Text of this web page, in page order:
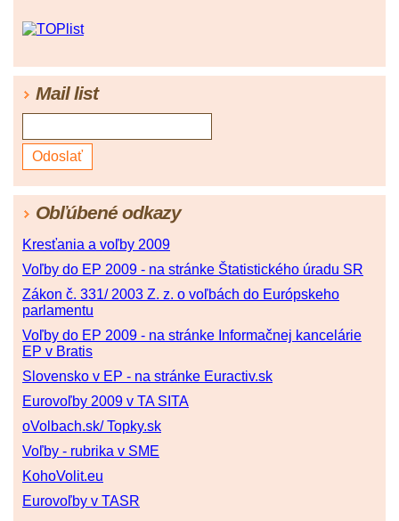
Mail list
Obľúbené odkazy
Kresťania a voľby 2009
Voľby do EP 2009 - na stránke Štatistického úradu SR
Zákon č. 331/ 2003 Z. z. o voľbách do Európskeho
parlamentu
Voľby do EP 2009 - na stránke Informačnej kancelárie
EP v Bratis
Slovensko v EP - na stránke Euractiv.sk
Eurovoľby 2009 v TA SITA
oVolbach.sk/ Topky.sk
Voľby - rubrika v SME
KohoVolit.eu
Eurovoľby v TASR